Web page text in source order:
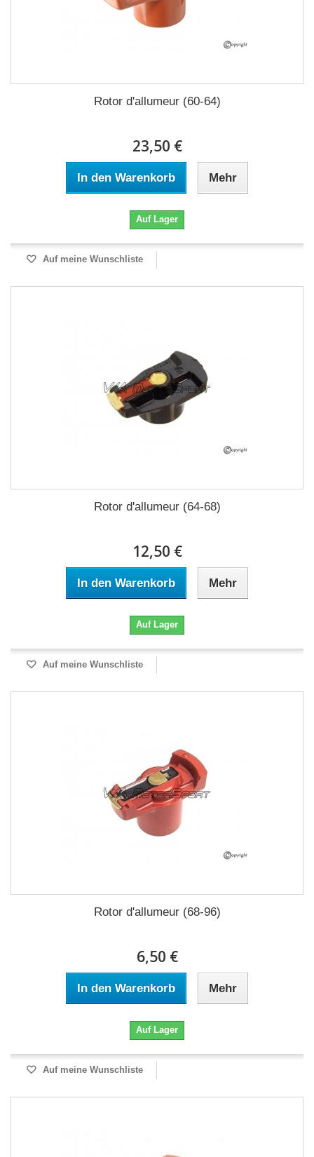
Rotor d'allumeur (60-64)
23,50 €
In den Warenkorb Mehr
Auf Lager
Auf meine Wunschliste
Rotor d'allumeur (64-68)
12,50 €
In den Warenkorb Mehr
Auf Lager
Auf meine Wunschliste
Rotor d'allumeur (68-96)
6,50 €
In den Warenkorb Mehr
Auf Lager
Auf meine Wunschliste